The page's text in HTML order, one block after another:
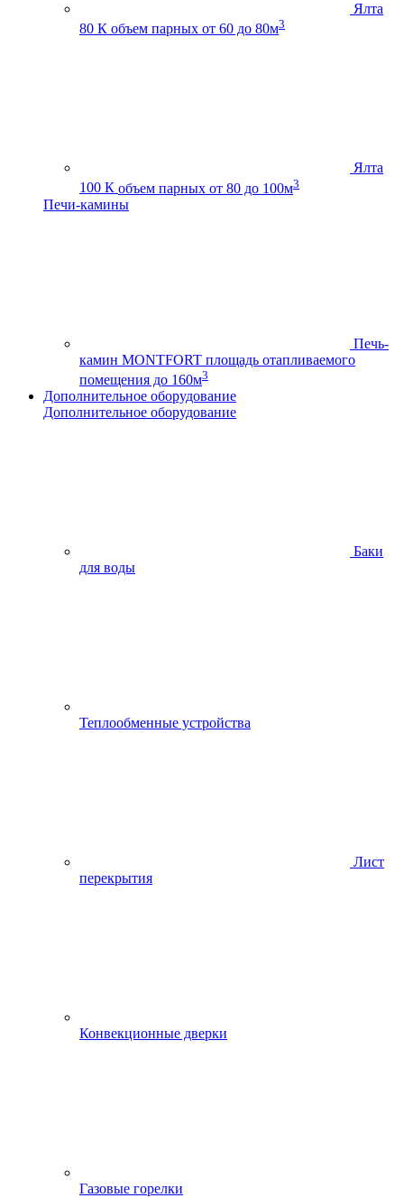
Ялта
80 К объем парных от 60 до 80м3
Ялта
100 К объем парных от 80 до 100м3
Печи-камины
Печь-
камин MONTFORT площадь отапливаемого
помещения до 160м3
Дополнительное оборудование
Дополнительное оборудование
Баки
для воды
Теплообменные устройства
Лист
перекрытия
Конвекционные дверки
Газовые горелки